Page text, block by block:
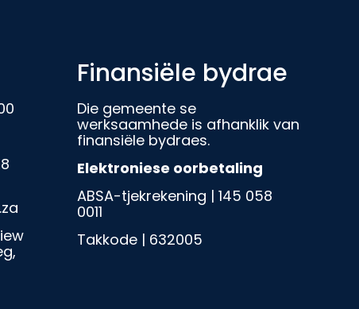
Finansiële bydrae
Die gemeente se
werksaamhede is afhanklik van
finansiële bydraes.
Elektroniese oorbetaling
ABSA-tjekrekening | 145 058
0011
Takkode | 632005